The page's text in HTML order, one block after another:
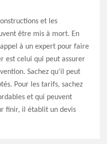
et les
être mis à mort. En
à un expert pour faire
est celui qui peut assurer
Sachez qu'il peut
Pour les tarifs, sachez
et qui peuvent
finir, il établit un devis